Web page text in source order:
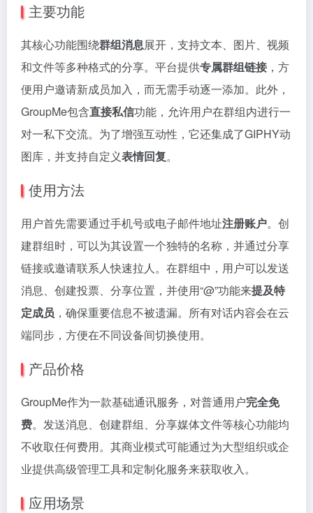
主要功能
其核心功能围绕群组消息展开，支持文本、图片、视频
和文件等多种格式的分享。平台提供专属群组链接 ，方
便用户邀请新成员加入，而无需手动逐一添加。此外，
GroupMe包含直接私信功能，允许用户在群组内进行一
对一私下交流。为了增强互动性，它还集成了GIPHY动
图库，并支持自定义表情回复。
使用方法
用户首先需要通过手机号或电子邮件地址注册账户。创
建群组时，可以为其设置一个独特的名称，并通过分享
链接或邀请联系人快速拉人。在群组中，用户可以发送
消息、创建投票、分享位置，并使用“@”功能来提及特
定成员 ，确保重要信息不被遗漏。所有对话内容会在云
端同步，方便在不同设备间切换使用。
产品价格
GroupMe作为一款基础通讯服务，对普通用户完全免
费。发送消息、创建群组、分享媒体文件等核心功能均
不收取任何费用。其商业模式可能通过为大型组织或企
业提供高级管理工具和定制化服务来获取收入。
应用场景